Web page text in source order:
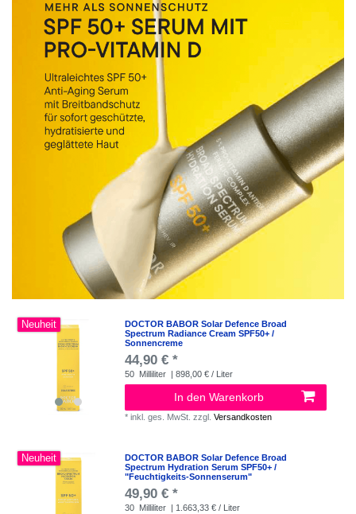
Neuheit
DOCTOR BABOR Solar Defence Broad
Spectrum Radiance Cream SPF50+ /
Sonnencreme
44,90 € *
50 Milliliter | 898,00 € / Liter
In den Warenkorb
*inkl. ges. MwSt. zzgl.Versandkosten
Neuheit
DOCTOR BABOR Solar Defence Broad
Spectrum Hydration Serum SPF50+ /
"Feuchtigkeits-Sonnenserum"
49,90 € *
30 Milliliter | 1.663,33 € / Liter